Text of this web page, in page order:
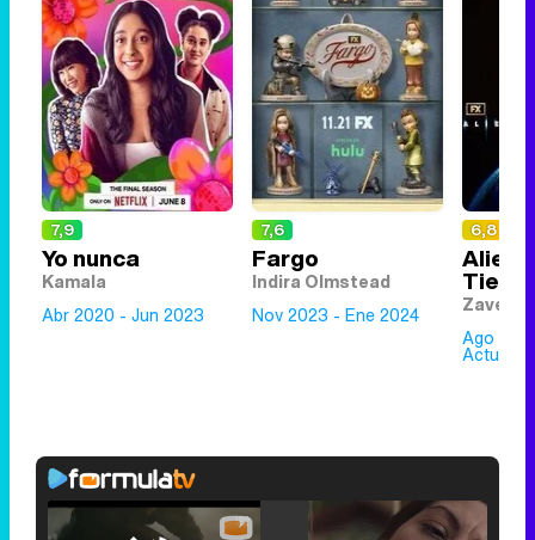
7,9
Yo nunca
Kamala
Abr 2020 - Jun 2023
7,6
Fargo
Indira Olmstead
Nov 2023 - Ene 2024
6,8
Alien:
Tierra
Zaverni
Ago